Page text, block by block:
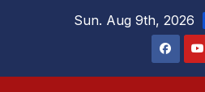
Sun. Aug 9th, 2026